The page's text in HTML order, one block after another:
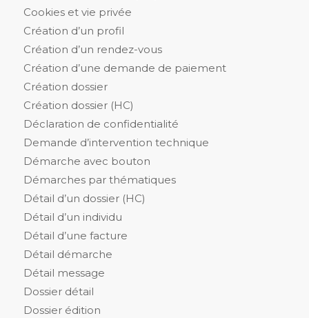
Cookies et vie privée
Création d’un profil
Création d’un rendez-vous
Création d’une demande de paiement
Création dossier
Création dossier (HC)
Déclaration de confidentialité
Demande d’intervention technique
Démarche avec bouton
Démarches par thématiques
Détail d’un dossier (HC)
Détail d’un individu
Détail d’une facture
Détail démarche
Détail message
Dossier détail
Dossier édition